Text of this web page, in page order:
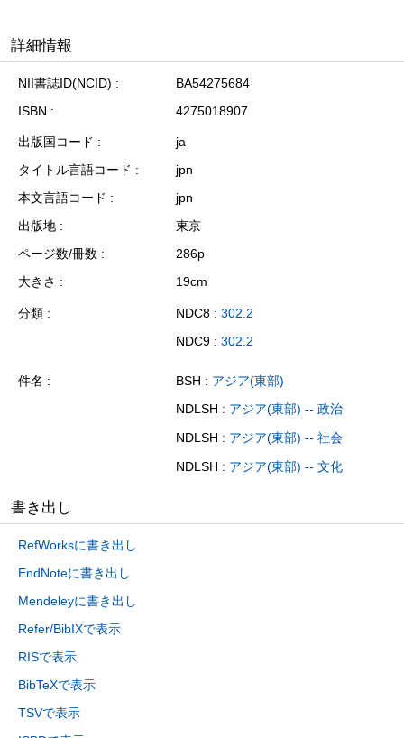
詳細情報
NII書誌ID(NCID)
BA54275684
ISBN
4275018907
出版国コード
ja
タイトル言語コード
jpn
本文言語コード
jpn
出版地
東京
ページ数/冊数
286p
大きさ
19cm
分類 NDC8 : 302.2
NDC9 : 302.2
件名 BSH : アジア(東部)
NDLSH : アジア(東部) -- 政治
NDLSH : アジア(東部) -- 社会
NDLSH : アジア(東部) -- 文化
書き出し
RefWorksに書き出し
EndNoteに書き出し
Mendeleyに書き出し
Refer/BibIXで表示
RISで表示
BibTeXで表示
TSVで表示